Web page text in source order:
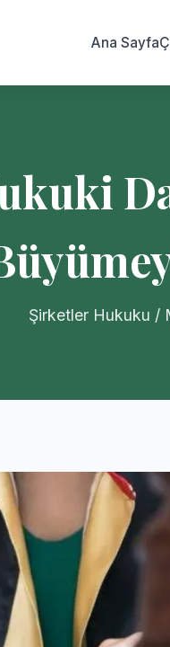
Ana Sayfa
Şirketler Hukuku /